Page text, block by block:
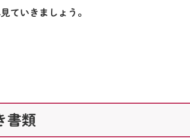
ていきましょう。
書類